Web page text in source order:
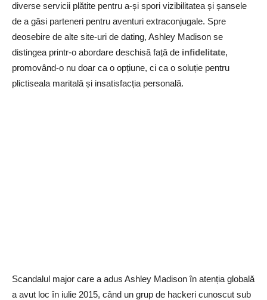
diverse servicii plătite pentru a-și spori vizibilitatea și șansele
de a găsi parteneri pentru aventuri extraconjugale. Spre
deosebire de alte site-uri de dating, Ashley Madison se
distingea printr-o abordare deschisă față de infidelitate,
promovând-o nu doar ca o opțiune, ci ca o soluție pentru
plictiseala maritală și insatisfacția personală.
Scandalul major care a adus Ashley Madison în atenția globală
a avut loc în iulie 2015, când un grup de hackeri cunoscut sub